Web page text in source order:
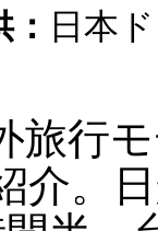
日本
旅行
介。